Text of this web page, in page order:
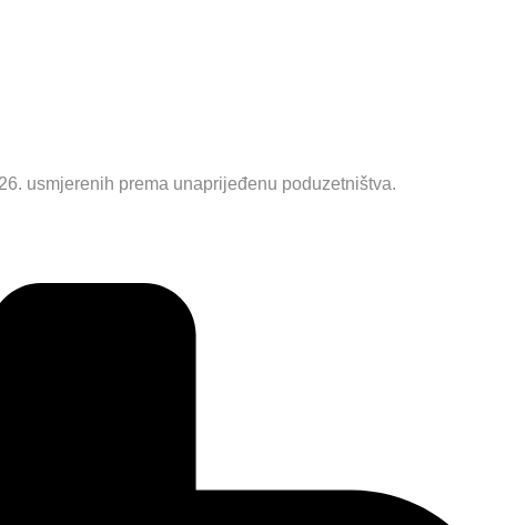
usmjerenih prema unaprijeđenu poduzetništva.